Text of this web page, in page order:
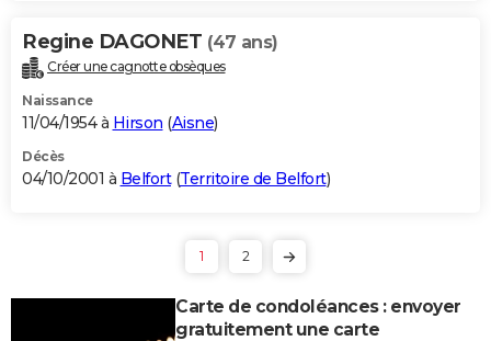
Regine DAGONET (47 ans)
Créer une cagnotte obsèques
Naissance
11/04/1954 à Hirson (Aisne)
Décès
04/10/2001 à Belfort(Territoire de Belfort)
1 2
Carte de condoléances : envoyer
gratuitement une carte